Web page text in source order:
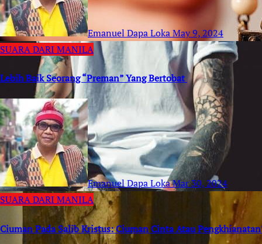
Emanuel Dapa LokaMay 9, 2024
SUARA DARI MANILA
Lebih Baik Seorang “Preman” Yang Bertobat
Emanuel Dapa LokaMar 30, 2024
SUARA DARI MANILA
Ciuman Pada Salib Kristus: Ciuman Cinta Atau